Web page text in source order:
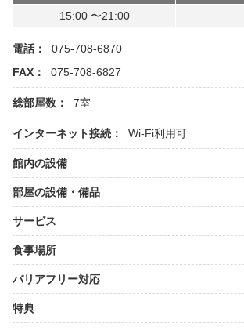
15:00 〜21:00
電話：
075-708-6870
FAX：
075-708-6827
総部屋数： 7室
インターネット接続： Wi-Fi利用可
館内の設備
部屋の設備・備品
サービス
食事場所
バリアフリー対応
特典